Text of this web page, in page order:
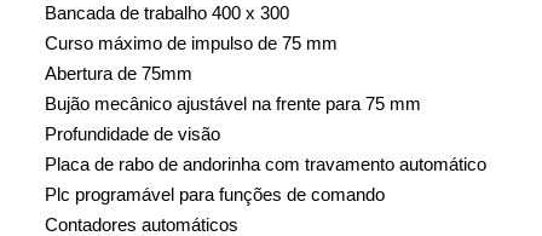
Bancada de trabalho 400 x 300
Curso máximo de impulso de 75 mm
Abertura de 75mm
Bujão mecânico ajustável na frente para 75 mm
Profundidade de visão
Placa de rabo de andorinha com travamento automático
Plc programável para funções de comando
Contadores automáticos